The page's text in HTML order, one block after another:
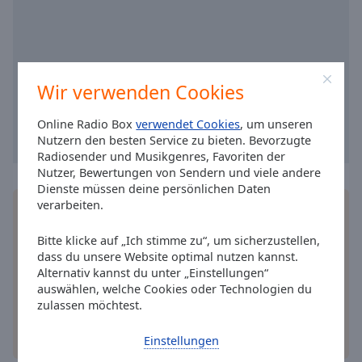
Wir verwenden Cookies
Online Radio Boxverwendet Cookies, um unseren
Nutzern den besten Service zu bieten. Bevorzugte
Radiosender und Musikgenres, Favoriten der
Nutzer, Bewertungen von Sendern und viele andere
Dienste müssen deine persönlichen Daten
verarbeiten.
Bitte klicke auf „Ich stimme zu“, um sicherzustellen,
dass du unsere Website optimal nutzen kannst.
Alternativ kannst du unter „Einstellungen“
auswählen, welche Cookies oder Technologien du
zulassen möchtest.
Einstellungen
window.
Opacity
Background
Installieren Sie gratis
Sie Ihr Lieblingsradio online an, wo Sie immer
wollen.
andere Optionen